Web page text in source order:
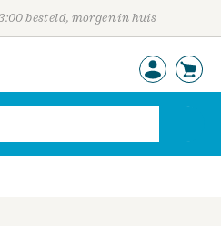
besteld, morgen in huis